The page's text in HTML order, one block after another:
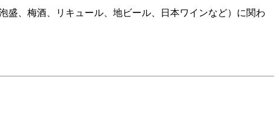
盛、梅酒、リキュール、地ビール、日本ワインなど）に関わ